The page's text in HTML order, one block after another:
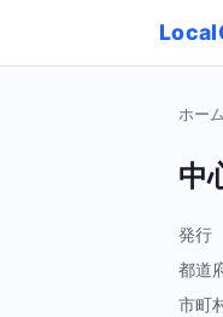
ホーム
中
発行
都道
市町